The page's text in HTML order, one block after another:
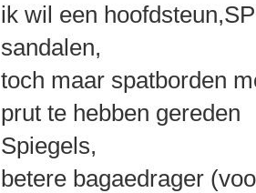
ik wil een
sandalen,
toch maar spatborden
prut te hebben gereden
Spiegels,
betere bagaedrager